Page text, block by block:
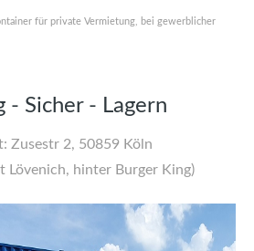
für private Vermietung, bei gewerblicher
- Sicher - Lagern
Zusestr 2, 50859 Köln
Lövenich, hinter Burger King)